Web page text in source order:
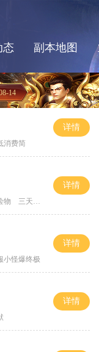
态 副本地图
14
消费简
详情
三天合区
详情
小怪爆终极
详情
详情